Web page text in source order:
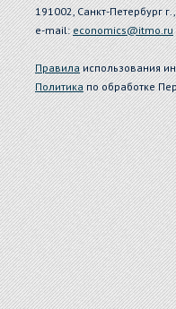
191002, Санкт-Петербург
e-mail:economics@itmo.ru
Правилаиспользования
Политикапо обработке